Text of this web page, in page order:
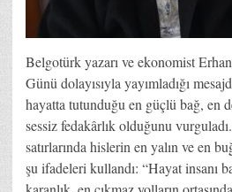
Belgotürk yazarı ve ekonomist
Günü dolayısıyla yayımladığı
hayatta tutunduğu en güçlü bağ, en
sessiz fedakârlık olduğunu
satırlarında hislerin en yalın ve en
şu ifadeleri kullandı: “Hayat insanı